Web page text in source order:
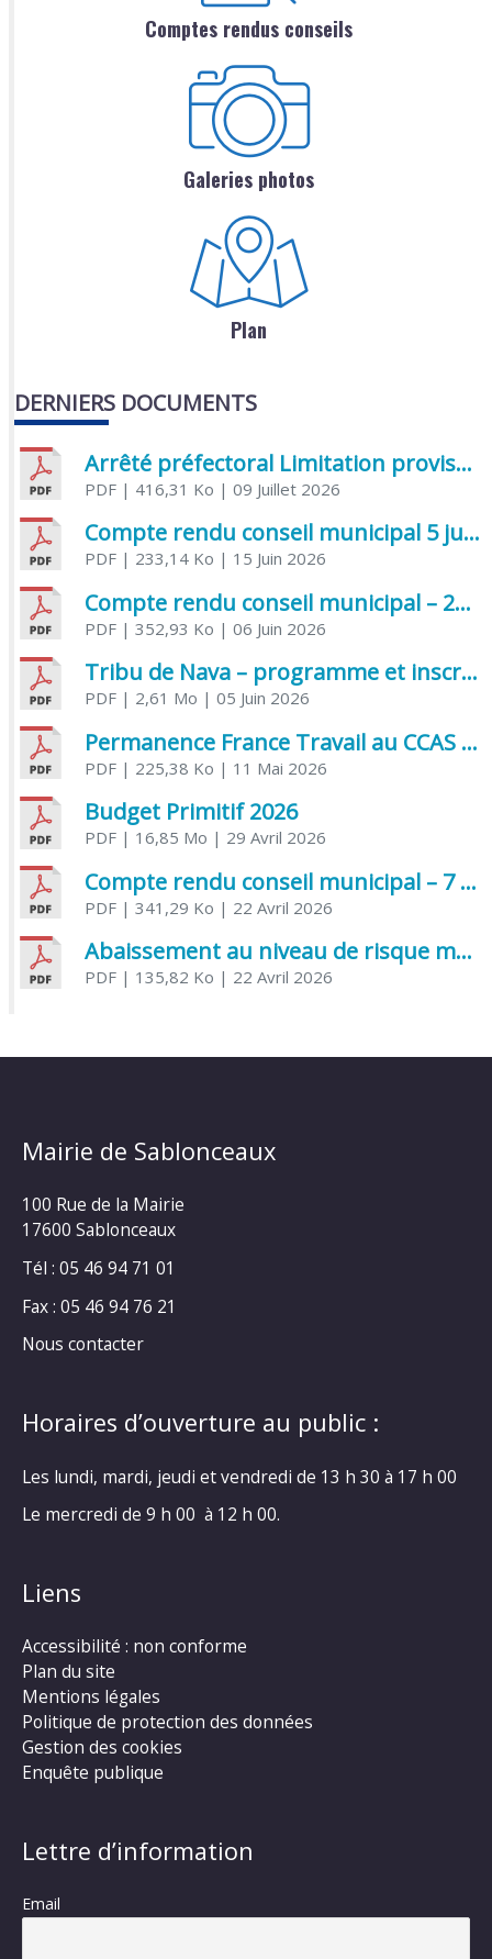
Comptes rendus conseils
Galeries photos
Plan
DERNIERS DOCUMENTS
Arrêté préfectoral Limitation provisoire des usages de l’eau
PDF| 416,31 Ko | 09 Juillet 2026
Compte rendu conseil municipal 5 juin 2026 sénatoriale
PDF| 233,14 Ko | 15 Juin 2026
Compte rendu conseil municipal – 21 avril 2026
PDF| 352,93 Ko | 06 Juin 2026
Tribu de Nava – programme et inscriptions été 2026
PDF| 2,61 Mo | 05 Juin 2026
Permanence France Travail au CCAS de Saujon Juin 2026
PDF| 225,38 Ko | 11 Mai 2026
Budget Primitif 2026
PDF| 16,85 Mo | 29 Avril 2026
Compte rendu conseil municipal – 7 avril 2026
PDF| 341,29 Ko | 22 Avril 2026
Abaissement au niveau de risque modéré de l’Influenza aviaire
PDF| 135,82 Ko | 22 Avril 2026
Mairie de Sablonceaux
100 Rue de la Mairie
17600 Sablonceaux
Tél : 05 46 94 71 01
Fax : 05 46 94 76 21
Nous contacter
Horaires d’ouverture au public :
Les lundi, mardi, jeudi et vendredi de 13 h 30 à 17 h 00
Le mercredi de 9 h 00 à 12 h 00.
Liens
Accessibilité : non conforme
Plan du site
Mentions légales
Politique de protection des données
Gestion des cookies
Enquête publique
Lettre d’information
Email